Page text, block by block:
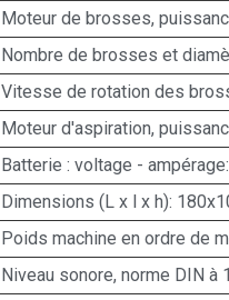
Moteur de brosses,
Nombre de brosses et
Vitesse de rotation des
Moteur d'aspiration,
Batterie : voltage -
Dimensions (L x l x h):
Poids machine en ordre de
Niveau sonore, norme DIN à